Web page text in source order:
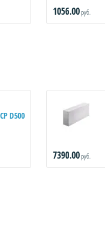
1056.00руб.
D500
7390.00руб.